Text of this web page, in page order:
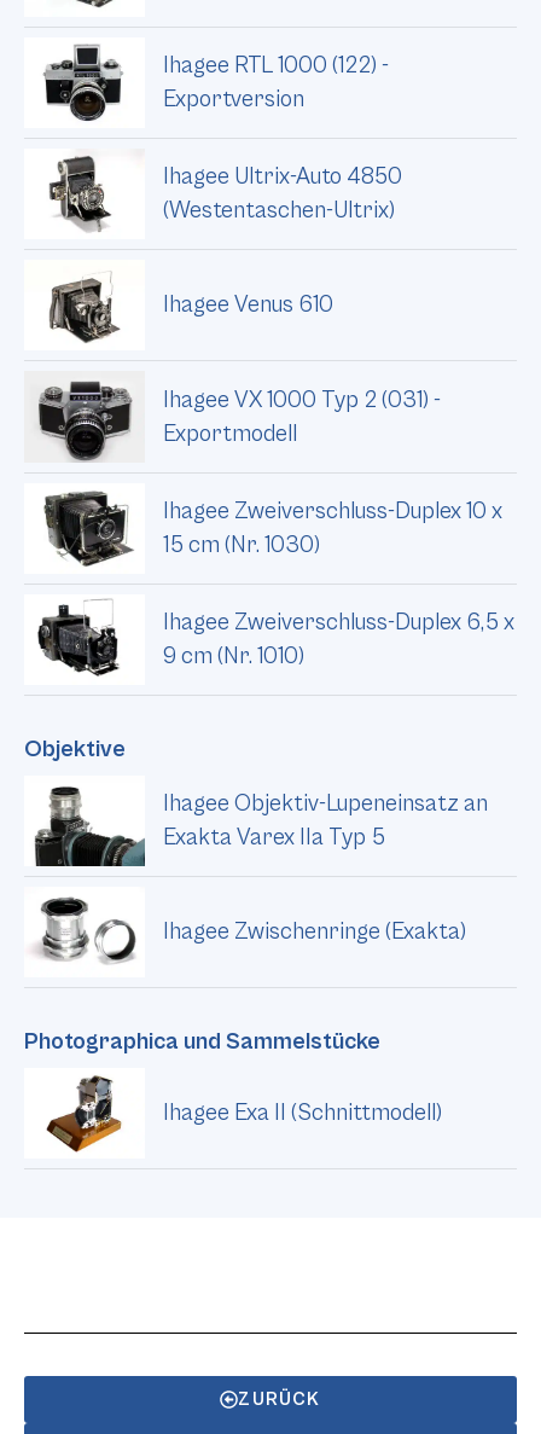
Ihagee RTL 1000 (122) -
Exportversion
Ihagee Ultrix-Auto 4850
(Westentaschen-Ultrix)
Ihagee Venus 610
Ihagee VX 1000 Typ 2 (031) -
Exportmodell
Ihagee Zweiverschluss-Duplex 10 x
15 cm (Nr. 1030)
Ihagee Zweiverschluss-Duplex 6,5 x
9 cm (Nr. 1010)
Objektive
Ihagee Objektiv-Lupeneinsatz an
Exakta Varex IIa Typ 5
Ihagee Zwischenringe (Exakta)
Photographica und Sammelstücke
Ihagee Exa II (Schnittmodell)
ZURÜCK